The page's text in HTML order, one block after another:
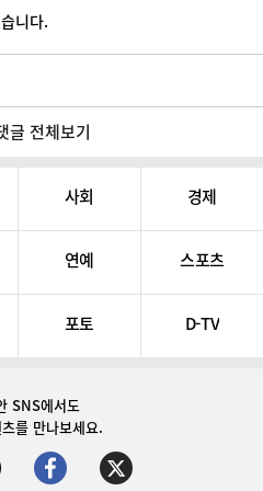
니다.
글 전체보기
사회 경제
연예 스포츠
포토 D-TV
SNS에서도
를 만나보세요.